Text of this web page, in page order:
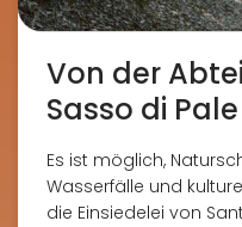
Von der
Sasso di Pale
Es ist möglich,
Wasserfälle und
die Einsiedelei von